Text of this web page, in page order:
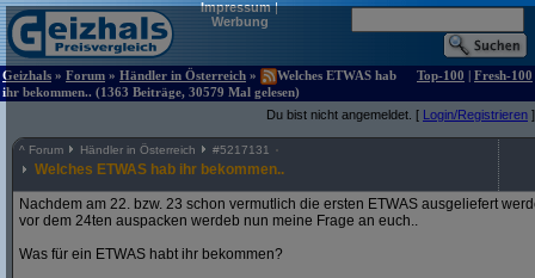
Impressum|
Werbung
Geizhals » Forum » Händler in Österreich »
Welches ETWAS hab
ihr bekommen.. (1363 Beiträge, 30579 Mal gelesen)
Top-100 | Fresh-100
Du bist nicht angemeldet. [ Login/Registrieren ]
^ Forum Händler in Österreich #5217131
Welches ETWAS hab ihr bekommen..
Nachdem am 22. bzw. 23 schon vermutlich die ersten ETWAS ausgeliefert
vor dem 24ten auspacken werdeb nun meine Frage an euch..
Was für ein ETWAS habt ihr bekommen?